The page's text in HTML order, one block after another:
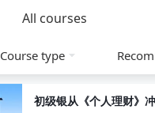
All courses
Course type
初级银从《个人理财》